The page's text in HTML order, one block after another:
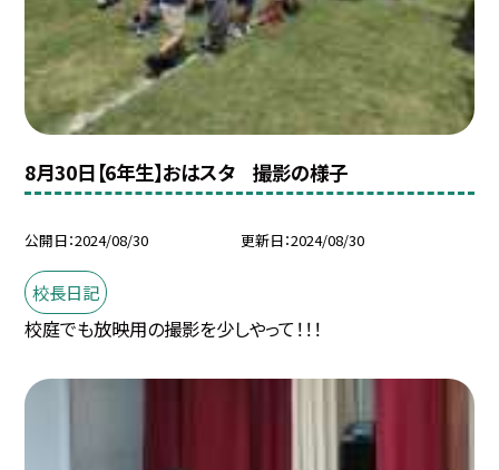
8月30日【6年生】おはスタ 撮影の様子
公開日 2024/08/30 更新日 2024/08/30
校長日記
校庭でも放映用の撮影を少しやって！！！